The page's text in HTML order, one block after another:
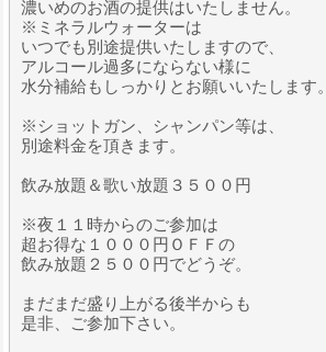
濃いめのお酒の提供はいたしません。
※ミネラルウォーターは
いつでも別途提供いたしますので、
アルコール過多にならない様に
水分補給もしっかりとお願いいたします。
※ショットガン、シャンパン等は、
別途料金を頂きます。
飲み放題＆歌い放題３５００円
※夜１１時からのご参加は
超お得な１０００円ＯＦＦの
飲み放題２５００円でどうぞ。
まだまだ盛り上がる後半からも
是非、ご参加下さい。